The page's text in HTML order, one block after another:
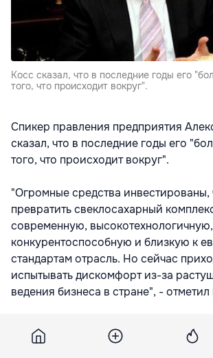
Косс сказал, что в последние годы его
того, что происходит вокруг".
Cпикер правления предприятия
сказал, что в последние годы его
того, что происходит вокруг".
"Огромные средства инвестированы,
превратить свеклосахарный
современную, высокотехнологичную,
конкурентоспособную и близкую к
стандартам отрасль. Но сейчас
испытывать дискомфорт из-за
ведения бизнеса в стране", - отметил
Он напомнил, что он в свое время
инвесторов продолжать вкладывать